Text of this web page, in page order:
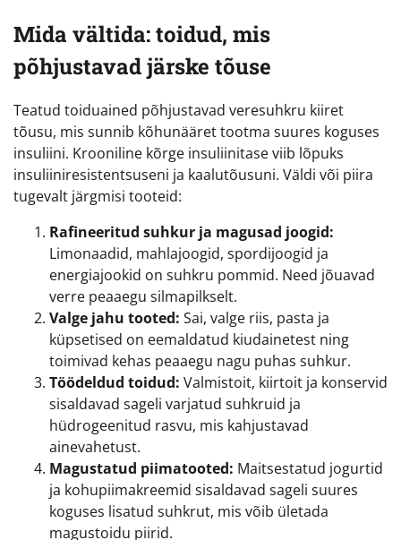
Mida vältida: toidud, mis
põhjustavad järske tõuse
Teatud toiduained põhjustavad veresuhkru kiiret
tõusu, mis sunnib kõhunääret tootma suures koguses
insuliini. Krooniline kõrge insuliinitase viib lõpuks
insuliiniresistentsuseni ja kaalutõusuni. Väldi või piira
tugevalt järgmisi tooteid:
Rafineeritud suhkur ja magusad joogid:
Limonaadid, mahlajoogid, spordijoogid ja
energiajookid on suhkru pommid. Need jõuavad
verre peaaegu silmapilkselt.
Valge jahu tooted: Sai, valge riis, pasta ja
küpsetised on eemaldatud kiudainetest ning
toimivad kehas peaaegu nagu puhas suhkur.
Töödeldud toidud: Valmistoit, kiirtoit ja konservid
sisaldavad sageli varjatud suhkruid ja
hüdrogeenitud rasvu, mis kahjustavad
ainevahetust.
Magustatud piimatooted: Maitsestatud jogurtid
ja kohupiimakreemid sisaldavad sageli suures
koguses lisatud suhkrut, mis võib ületada
magustoidu piirid.